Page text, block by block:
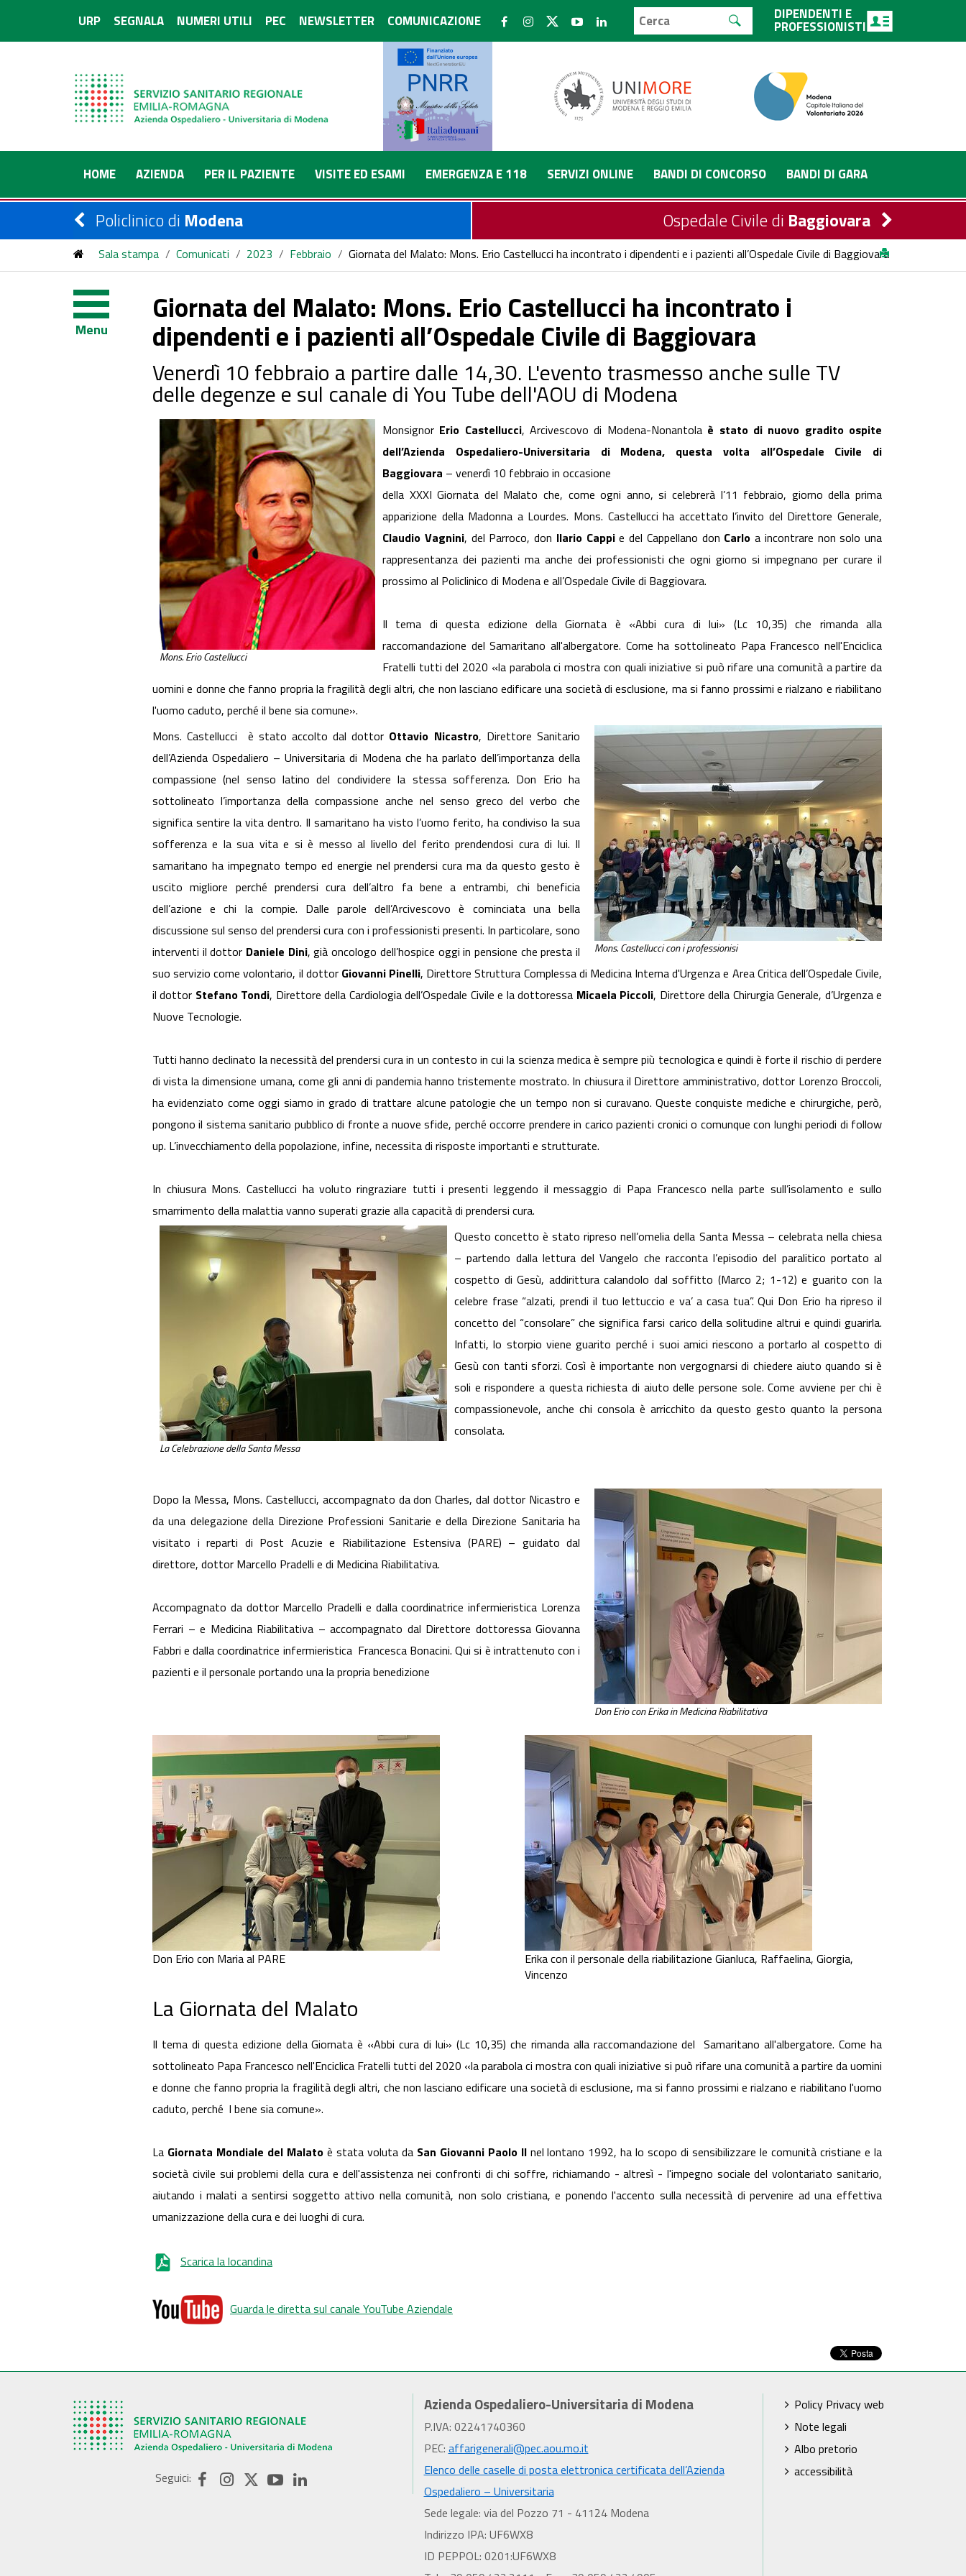
URP SEGNALA NUMERI UTILI PEC NEWSLETTER COMUNICAZIONE DIPENDENTI E
PROFESSIONISTI
HOME AZIENDA PER IL PAZIENTE VISITE ED ESAMI EMERGENZA E 118 SERVIZI ONLINE BANDI DI CONCORSO BANDI DI GARA
Policlinico di Modena Ospedale Civile di Baggiovara
Sala stampa / Comunicati / 2023 / Febbraio / Giornata del Malato: Mons. Erio Castellucci ha incontrato i dipendenti e i pazienti all’Ospedale Civile di Baggiovara
Menu
Giornata del Malato: Mons. Erio Castellucci ha incontrato i
dipendenti e i pazienti all’Ospedale Civile di Baggiovara
Venerdì 10 febbraio a partire dalle 14,30. L'evento trasmesso anche sulle TV
delle degenze e sul canale di You Tube dell'AOU di Modena
Mons. Erio Castellucci
Monsignor Erio Castellucci, Arcivescovo di Modena-Nonantola è stato di nuovo gradito ospite
dell’Azienda Ospedaliero-Universitaria di Modena, questa volta all’Ospedale Civile di
Baggiovara – venerdì 10 febbraio in occasione
della XXXI Giornata del Malato che, come ogni anno, si celebrerà l’11 febbraio, giorno della prima
apparizione della Madonna a Lourdes. Mons. Castellucci ha accettato l’invito del Direttore Generale,
Claudio Vagnini, del Parroco, don Ilario Cappie del Cappellano don Carlo a incontrare non solo una
rappresentanza dei pazienti ma anche dei professionisti che ogni giorno si impegnano per curare il
prossimo al Policlinico di Modena e all’Ospedale Civile di Baggiovara.
Il tema di questa edizione della Giornata è «Abbi cura di lui» (Lc 10,35) che rimanda alla
raccomandazione del Samaritano all'albergatore. Come ha sottolineato Papa Francesco nell'Enciclica
Fratelli tutti del 2020 «la parabola ci mostra con quali iniziative si può rifare una comunità a partire da
uomini e donne che fanno propria la fragilità degli altri, che non lasciano edificare una società di esclusione, ma si fanno prossimi e rialzano e riabilitano
l'uomo caduto, perché il bene sia comune».
Mons. Castellucci con i professionisi
Mons. Castellucci è stato accolto dal dottor Ottavio Nicastro, Direttore Sanitario
dell’Azienda Ospedaliero – Universitaria di Modena che ha parlato dell’importanza della
compassione (nel senso latino del condividere la stessa sofferenza. Don Erio ha
sottolineato l’importanza della compassione anche nel senso greco del verbo che
significa sentire la vita dentro. Il samaritano ha visto l’uomo ferito, ha condiviso la sua
sofferenza e la sua vita e si è messo al livello del ferito prendendosi cura di lui. Il
samaritano ha impegnato tempo ed energie nel prendersi cura ma da questo gesto è
uscito migliore perché prendersi cura dell’altro fa bene a entrambi, chi beneficia
dell’azione e chi la compie. Dalle parole dell’Arcivescovo è cominciata una bella
discussione sul senso del prendersi cura con i professionisti presenti. In particolare, sono
interventi il dottor Daniele Dini, già oncologo dell’hospice oggi in pensione che presta il
suo servizio come volontario, il dottor Giovanni Pinelli, Direttore Struttura Complessa di Medicina Interna d'Urgenza e Area Critica dell’Ospedale Civile,
il dottor Stefano Tondi, Direttore della Cardiologia dell’Ospedale Civile e la dottoressa Micaela Piccoli, Direttore della Chirurgia Generale, d’Urgenza e
Nuove Tecnologie.
Tutti hanno declinato la necessità del prendersi cura in un contesto in cui la scienza medica è sempre più tecnologica e quindi è forte il rischio di perdere
di vista la dimensione umana, come gli anni di pandemia hanno tristemente mostrato. In chiusura il Direttore amministrativo, dottor Lorenzo Broccoli,
ha evidenziato come oggi siamo in grado di trattare alcune patologie che un tempo non si curavano. Queste conquiste mediche e chirurgiche, però,
pongono il sistema sanitario pubblico di fronte a nuove sfide, perché occorre prendere in carico pazienti cronici o comunque con lunghi periodi di follow
up. L’invecchiamento della popolazione, infine, necessita di risposte importanti e strutturate.
In chiusura Mons. Castellucci ha voluto ringraziare tutti i presenti leggendo il messaggio di Papa Francesco nella parte sull’isolamento e sullo
smarrimento della malattia vanno superati grazie alla capacità di prendersi cura.
La Celebrazione della Santa Messa
Questo concetto è stato ripreso nell’omelia della Santa Messa – celebrata nella chiesa
– partendo dalla lettura del Vangelo che racconta l’episodio del paralitico portato al
cospetto di Gesù, addirittura calandolo dal soffitto (Marco 2; 1-12) e guarito con la
celebre frase “alzati, prendi il tuo lettuccio e va’ a casa tua”. Qui Don Erio ha ripreso il
concetto del “consolare” che significa farsi carico della solitudine altrui e quindi guarirla.
Infatti, lo storpio viene guarito perché i suoi amici riescono a portarlo al cospetto di
Gesù con tanti sforzi. Così è importante non vergognarsi di chiedere aiuto quando si è
soli e rispondere a questa richiesta di aiuto delle persone sole. Come avviene per chi è
compassionevole, anche chi consola è arricchito da questo gesto quanto la persona
consolata.
Don Erio con Erika in Medicina Riabilitativa
Dopo la Messa, Mons. Castellucci, accompagnato da don Charles, dal dottor Nicastro e
da una delegazione della Direzione Professioni Sanitarie e della Direzione Sanitaria ha
visitato i reparti di Post Acuzie e Riabilitazione Estensiva (PARE) – guidato dal
direttore, dottor Marcello Pradelli e di Medicina Riabilitativa.
Accompagnato da dottor Marcello Pradelli e dalla coordinatrice infermieristica Lorenza
Ferrari – e Medicina Riabilitativa – accompagnato dal Direttore dottoressa Giovanna
Fabbri e dalla coordinatrice infermieristica Francesca Bonacini. Qui si è intrattenuto con i
pazienti e il personale portando una la propria benedizione
Don Erio con Maria al PARE
Erika con il personale della riabilitazione Gianluca, Raffaelina, Giorgia,
Vincenzo
La Giornata del Malato
Il tema di questa edizione della Giornata è «Abbi cura di lui» (Lc 10,35) che rimanda alla raccomandazione del Samaritano all'albergatore. Come ha
sottolineato Papa Francesco nell'Enciclica Fratelli tutti del 2020 «la parabola ci mostra con quali iniziative si può rifare una comunità a partire da uomini
e donne che fanno propria la fragilità degli altri, che non lasciano edificare una società di esclusione, ma si fanno prossimi e rialzano e riabilitano l'uomo
caduto, perché l bene sia comune».
La Giornata Mondiale del Malatoè stata voluta da San Giovanni Paolo II nel lontano 1992, ha lo scopo di sensibilizzare le comunità cristiane e la
società civile sui problemi della cura e dell'assistenza nei confronti di chi soffre, richiamando - altresì - l'impegno sociale del volontariato sanitario,
aiutando i malati a sentirsi soggetto attivo nella comunità, non solo cristiana, e ponendo l'accento sulla necessità di pervenire ad una effettiva
umanizzazione della cura e dei luoghi di cura.
Scarica la locandina
Guarda le diretta sul canale YouTube Aziendale
Seguici:
Azienda Ospedaliero-Universitaria di Modena
P.IVA: 02241740360
PEC: affarigenerali@pec.aou.mo.it
Elenco delle caselle di posta elettronica certificata dell’Azienda
Ospedaliero – Universitaria
Sede legale: via del Pozzo 71 - 41124 Modena
Indirizzo IPA: UF6WX8
ID PEPPOL: 0201:UF6WX8
Policy Privacy web
Note legali
Albo pretorio
accessibilità